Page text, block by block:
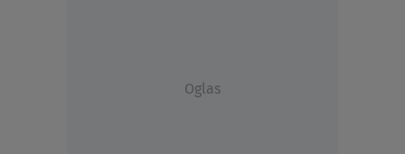
Oglas